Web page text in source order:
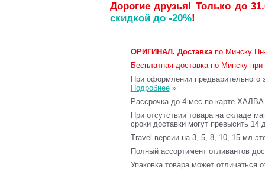
Дорогие друзья! Только до
скидкой до -20%!
ОРИГИНАЛ. Доставкапо Минску
Бесплатная доставка по Минску
При оформлении предварительного
Подробнее»
Рассрочка до 4 мес по карте
При отсутствии товара на складе
сроки доставки могут превысить 14
Travel версии на 3, 5, 8, 10, 15 мл
Полный ассортимент отливантов
Упаковка товара может отличаться